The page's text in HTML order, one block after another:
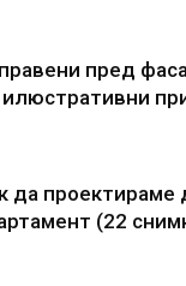
пред
илюстративни
да проектираме
(22